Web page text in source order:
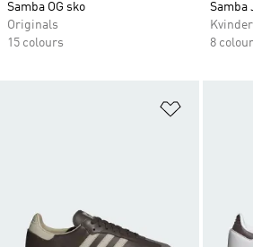
Samba OG sko
Originals
15 colours
Samba
8